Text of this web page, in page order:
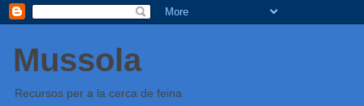
Mussola
Recursos per a la cerca de feina